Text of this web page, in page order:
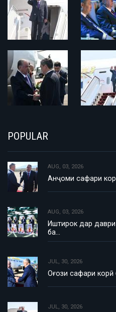
POPULAR
AUG, 03, 2026
Анҷоми сафари
AUG, 03, 2026
Иштирок дар даври
ба…
JUL, 30, 2026
Оғози сафари корӣ
JUL, 30, 2026